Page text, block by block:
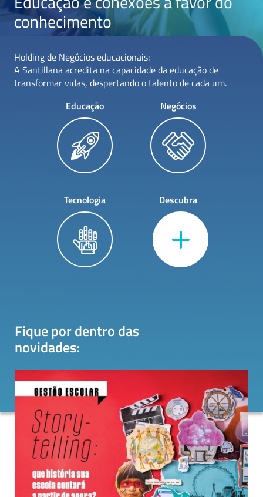
conhecimento
Holding de Negócios educacionais:
A Santillana acredita na capacidade da educação de
transformar vidas, despertando o talento de cada um.
Educação
Negócios
Tecnologia Descubra
Fique por dentro das
novidades: